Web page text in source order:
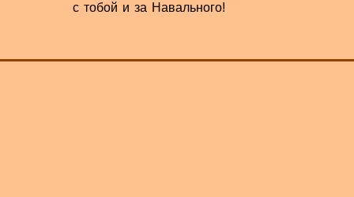
с тобой и за Навального!